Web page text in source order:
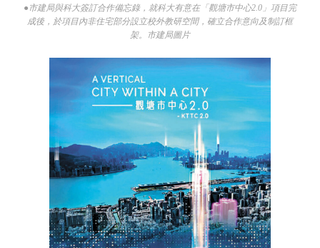
●市建局與科大簽訂合作備忘錄，就科大有意在「觀塘市中心2.0」項目完
成後，於項目內非住宅部分設立校外教研空間，確立合作意向及制訂框
架。市建局圖片